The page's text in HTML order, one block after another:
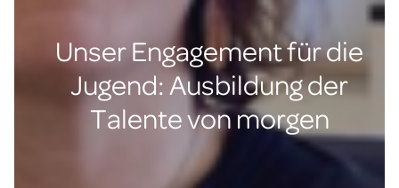
Unser Engagement für die
Jugend: Ausbildung der
Talente von morgen